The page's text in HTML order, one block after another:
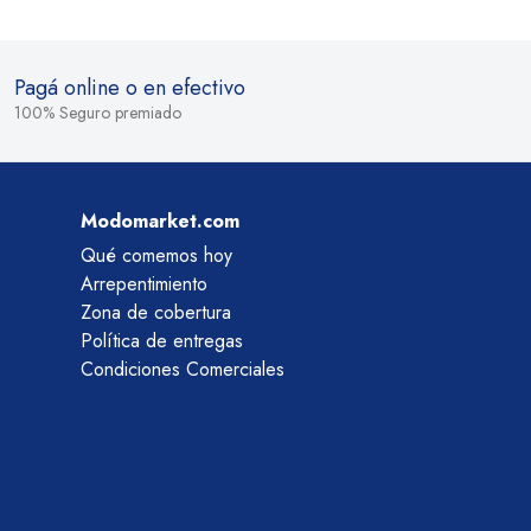
Pagá online o en efectivo
100% Seguro premiado
Modomarket.com
Qué comemos hoy
Arrepentimiento
Zona de cobertura
Política de entregas
Condiciones Comerciales